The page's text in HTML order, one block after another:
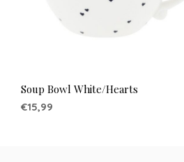
Soup Bowl White/Hearts
€15,99